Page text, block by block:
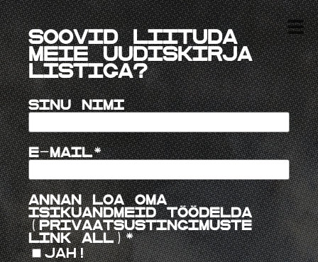
Soovid Liituda
MEIE uudiskirja
listiga?
Sinu nimi
E-mail
Annan loa oma
isikuandmeid töödelda
(privaatsustingimuste
link all)
Jah!